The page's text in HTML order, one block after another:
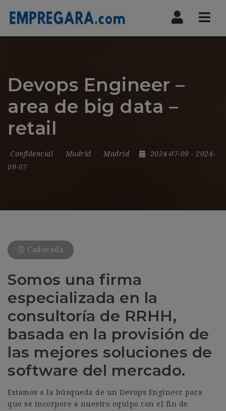
Devops Engineer –
area de big data –
retail
Confidencial Madrid Madrid 2024-07-09 - 2024-
09-07
Caducada
Somos una firma
especializada en la
consultoría de RRHH,
basada en la provisión de
las mejores soluciones de
software del mercado.
Estamos a la búsqueda de un Devops Engineer para
que se incorpore a nuestro equipo con el fin de